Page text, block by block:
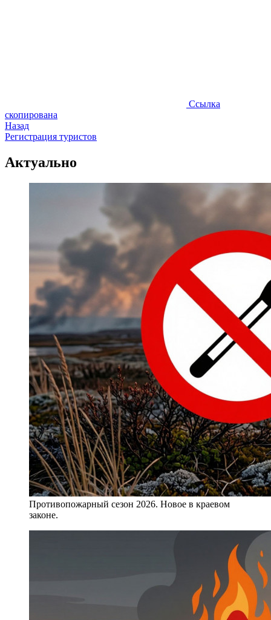
Ссылка
скопирована
Назад
Регистрация туристов
Актуально
Противопожарный сезон 2026. Новое в краевом
законе.